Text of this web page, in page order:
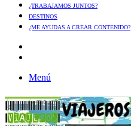
¿TRABAJAMOS JUNTOS?
DESTINOS
¿ME AYUDAS A CREAR CONTENIDO?
Menú